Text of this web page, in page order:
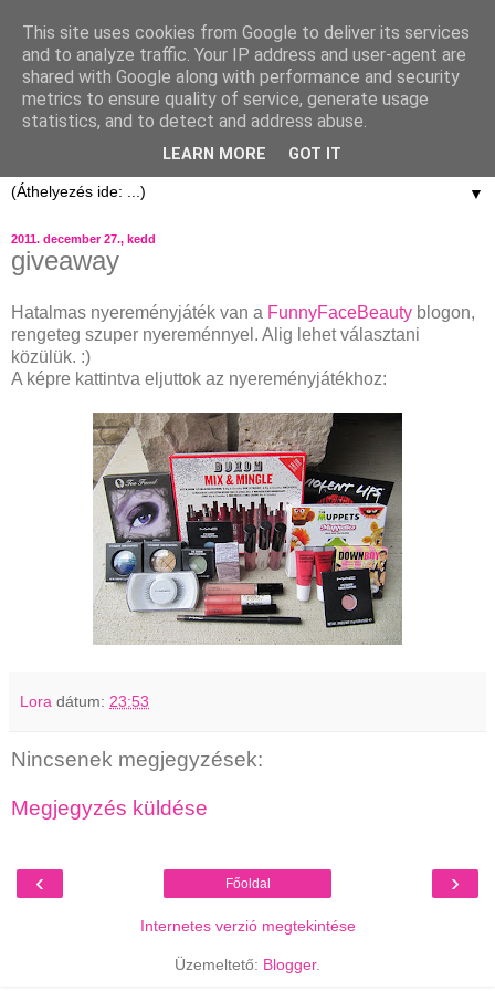
▼
2011. december 27., kedd
giveaway
Hatalmas nyereményjáték van a FunnyFaceBeauty blogon,
rengeteg szuper nyereménnyel. Alig lehet választani
közülük. :)
A képre kattintva eljuttok az nyereményjátékhoz:
Lora dátum: 23:53
Nincsenek megjegyzések:
Megjegyzés küldése
‹ ›
Főoldal
Internetes verzió megtekintése
Üzemeltető: Blogger.
This site uses cookies from Google to deliver its services
and to analyze traffic. Your IP address and user-agent are
shared with Google along with performance and security
metrics to ensure quality of service, generate usage
statistics, and to detect and address abuse.
LEARN MORE GOT IT